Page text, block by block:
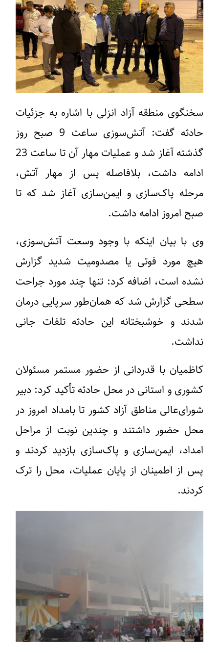
سخنگوی منطقه آزاد انزلی با اشاره به جزئیات
حادثه گفت: آتش‌سوزی ساعت 9 صبح روز
گذشته آغاز شد و عملیات مهار آن تا ساعت 23
ادامه داشت، بلافاصله پس از مهار آتش،
مرحله پاک‌سازی و ایمن‌سازی آغاز شد که تا
صبح امروز ادامه داشت.
وی با بیان اینکه با وجود وسعت آتش‌سوزی،
هیچ مورد فوتی یا مصدومیت شدید گزارش
نشده است، اضافه کرد: تنها چند مورد جراحت
سطحی گزارش شد که همان‌طور سرپایی درمان
شدند و خوشبختانه این حادثه تلفات جانی
نداشت.
کاظمیان با قدردانی از حضور مستمر مسئولان
کشوری و استانی در محل حادثه تأکید کرد: دبیر
شورای‌عالی مناطق آزاد کشور تا بامداد امروز در
محل حضور داشتند و چندین نوبت از مراحل
امداد، ایمن‌سازی و پاک‌سازی بازدید کردند و
پس از اطمینان از پایان عملیات، محل را ترک
کردند.